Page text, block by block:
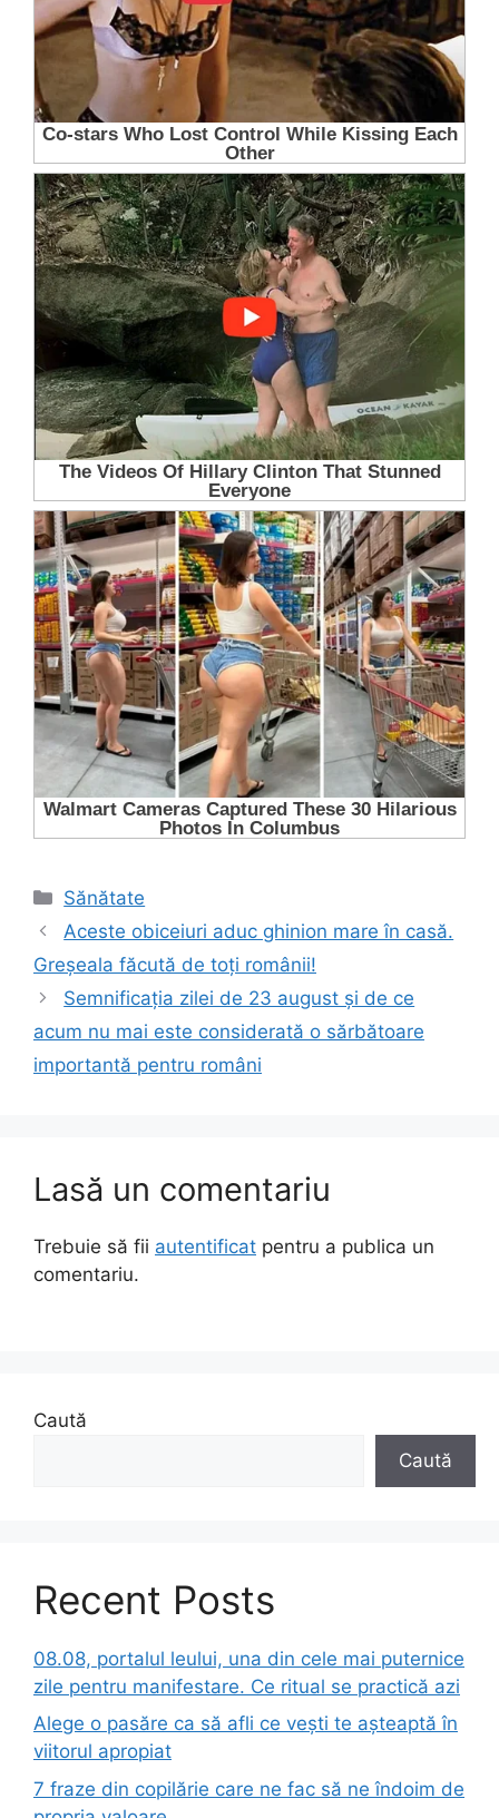
Categorii
Sănătate
Aceste obiceiuri aduc ghinion mare în casă.
Greșeala făcută de toți românii!
Semnificația zilei de 23 august și de ce
acum nu mai este considerată o sărbătoare
importantă pentru români
Lasă un comentariu
Trebuie să fii autentificat pentru a publica un
comentariu.
Caută
Caută
Recent Posts
08.08, portalul leului, una din cele mai puternice
zile pentru manifestare. Ce ritual se practică azi
Alege o pasăre ca să afli ce vești te așteaptă în
viitorul apropiat
7 fraze din copilărie care ne fac să ne îndoim de